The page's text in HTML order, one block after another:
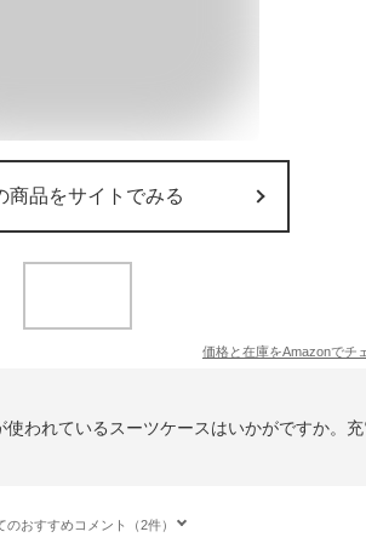
商品をサイトでみる
価格と在庫をAmazonでチ
われているスーツケースはいかがですか。充
のおすすめコメント（2件）